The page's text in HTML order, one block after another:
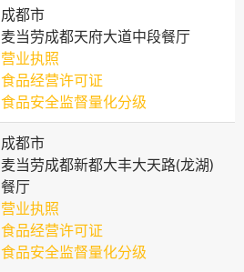
成都市
麦当劳成都天府大道中段餐厅
营业执照
食品经营许可证
食品安全监督量化分级
成都市
麦当劳成都新都大丰大天路(龙湖)
餐厅
营业执照
食品经营许可证
食品安全监督量化分级